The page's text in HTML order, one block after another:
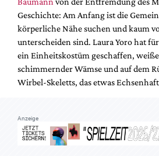
Geschichte: Am Anfang ist die
körperliche Nähe suchen und kaum
unterscheiden sind. Laura Yoro hat
ein Einheitskostüm geschaffen,
schimmernder Wämse und auf dem
Wirbel-Skeletts, das etwas
Anzeige